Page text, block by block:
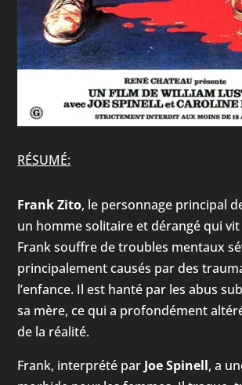
RÉSUMÉ:
Frank Zito, le personnage principal
un homme solitaire et dérangé qui vit
Frank souffre de troubles mentaux
principalement causés par des
l’enfance. Il est hanté par les abus
sa mère, ce qui a profondément
de la réalité.
Frank, interprété parJoe Spinell, a